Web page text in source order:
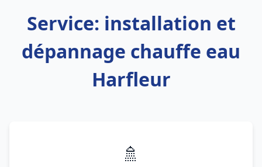
Service: installation et
dépannage chauffe eau
Harfleur
🚿